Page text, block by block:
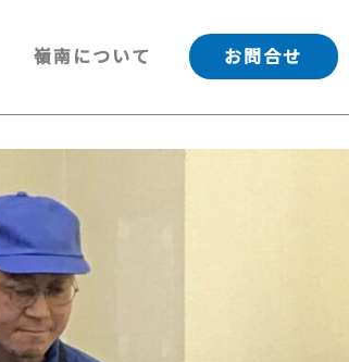
嶺南について お問合せ